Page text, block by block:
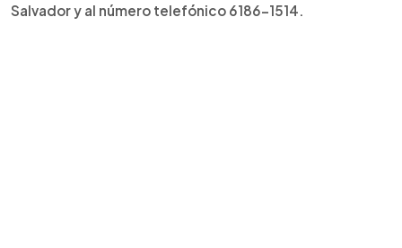
Salvador y al número telefónico 6186-1514.